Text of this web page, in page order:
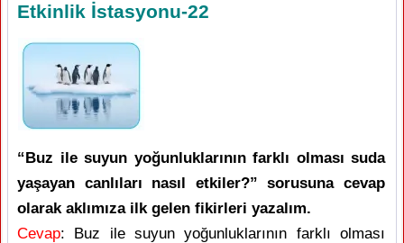
Etkinlik İstasyonu-22
“Buz ile suyun yoğunluklarının farklı olması suda
yaşayan canlıları nasıl etkiler?” sorusuna cevap
olarak aklımıza ilk gelen fikirleri yazalım.
Cevap: Buz ile suyun yoğunluklarının farklı olması